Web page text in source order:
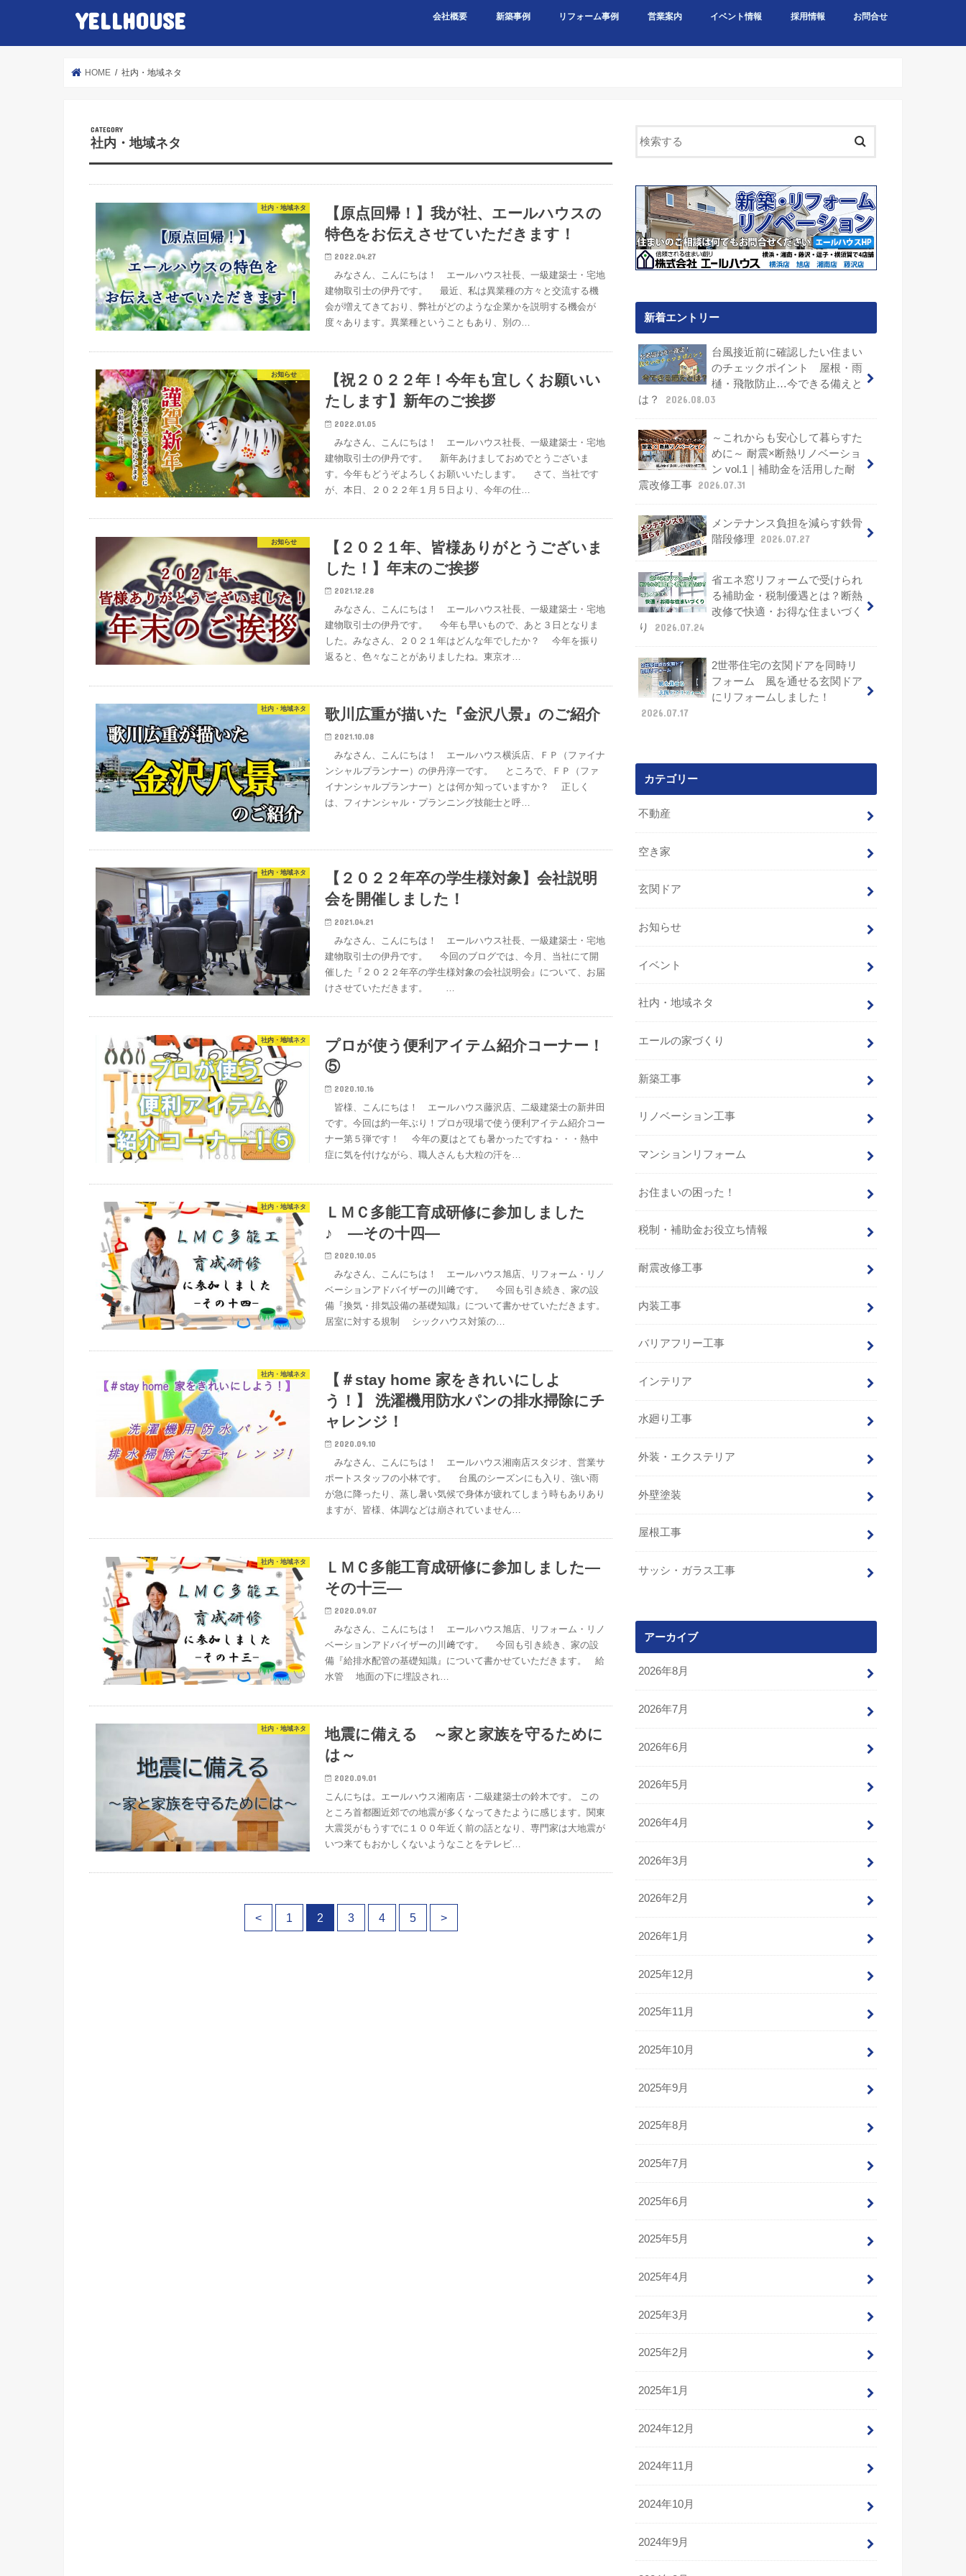
YELLHOUSE 会社概要 新築事例 リフォーム事例 営業案内 イベント情報 採用情報 お問合せ
HOME 社内・地域ネタ
社内・地域ネタ
社内・地域ネタ
【原点回帰！】我が社、エールハウスの
特色をお伝えさせていただきます！
2022.04.27
みなさん、こんにちは！ エールハウス社長、一級建築士・宅地
建物取引士の伊丹です。 最近、私は異業種の方々と交流する機
会が増えてきており、弊社がどのような企業かを説明する機会が
度々あります。異業種ということもあり、別の…
お知らせ
【祝２０２２年！今年も宜しくお願いい
たします】新年のご挨拶
2022.01.05
みなさん、こんにちは！ エールハウス社長、一級建築士・宅地
建物取引士の伊丹です。 新年あけましておめでとうございま
す。今年もどうぞよろしくお願いいたします。 さて、当社です
が、本日、２０２２年１月５日より、今年の仕…
お知らせ
【２０２１年、皆様ありがとうございま
した！】年末のご挨拶
2021.12.28
みなさん、こんにちは！ エールハウス社長、一級建築士・宅地
建物取引士の伊丹です。 今年も早いもので、あと３日となりま
した。みなさん、２０２１年はどんな年でしたか？ 今年を振り
返ると、色々なことがありましたね。東京オ…
社内・地域ネタ 歌川広重が描いた『金沢八景』のご紹介
2021.10.08
みなさん、こんにちは！ エールハウス横浜店、ＦＰ（ファイナ
ンシャルプランナー）の伊丹淳一です。 ところで、ＦＰ（ファ
イナンシャルプランナー）とは何か知っていますか？ 正しく
は、フィナンシャル・プランニング技能士と呼…
社内・地域ネタ
【２０２２年卒の学生様対象】会社説明
会を開催しました！
2021.04.21
みなさん、こんにちは！ エールハウス社長、一級建築士・宅地
建物取引士の伊丹です。 今回のブログでは、今月、当社にて開
催した『２０２２年卒の学生様対象の会社説明会』について、お届
けさせていただきます。 …
社内・地域ネタ
プロが使う便利アイテム紹介コーナー！
⑤
2020.10.16
皆様、こんにちは！ エールハウス藤沢店、二級建築士の新井田
です。今回は約一年ぶり！プロが現場で使う便利アイテム紹介コー
ナー第５弾です！ 今年の夏はとても暑かったですね・・・熱中
症に気を付けながら、職人さんも大粒の汗を…
社内・地域ネタ
ＬＭＣ多能工育成研修に参加しました
♪ ―その十四―
2020.10.05
みなさん、こんにちは！ エールハウス旭店、リフォーム・リノ
ベーションアドバイザーの川﨑です。 今回も引き続き、家の設
備『換気・排気設備の基礎知識』について書かせていただきます。
居室に対する規制 シックハウス対策の…
社内・地域ネタ
【＃stay home 家をきれいにしよ
う！】 洗濯機用防水パンの排水掃除にチ
ャレンジ！
2020.09.10
みなさん、こんにちは！ エールハウス湘南店スタジオ、営業サ
ポートスタッフの小林です。 台風のシーズンにも入り、強い雨
が急に降ったり、蒸し暑い気候で身体が疲れてしまう時もありあり
ますが、皆様、体調などは崩されていません…
社内・地域ネタ
ＬＭＣ多能工育成研修に参加しました―
その十三―
2020.09.07
みなさん、こんにちは！ エールハウス旭店、リフォーム・リノ
ベーションアドバイザーの川﨑です。 今回も引き続き、家の設
備『給排水配管の基礎知識』について書かせていただきます。 給
水管 地面の下に埋設され…
社内・地域ネタ
地震に備える ～家と家族を守るために
は～
2020.09.01
こんにちは。エールハウス湘南店・二級建築士の鈴木です。 この
ところ首都圏近郊での地震が多くなってきたように感じます。関東
大震災がもうすでに１００年近く前の話となり、専門家は大地震が
いつ来てもおかしくないようなことをテレビ…
< 1 2 3 4 5 >
新着エントリー
台風接近前に確認したい住まい
のチェックポイント 屋根・雨
樋・飛散防止…今できる備えと
は？
2026.08.03
～これからも安心して暮らすた
めに～ 耐震×断熱リノベーショ
ン vol.1｜補助金を活用した耐
震改修工事 2026.07.31
メンテナンス負担を減らす鉄骨
階段修理
2026.07.27
省エネ窓リフォームで受けられ
る補助金・税制優遇とは？断熱
改修で快適・お得な住まいづく
り
2026.07.24
2世帯住宅の玄関ドアを同時リ
フォーム 風を通せる玄関ドア
にリフォームしました！
2026.07.17
カテゴリー
不動産
空き家
玄関ドア
お知らせ
イベント
社内・地域ネタ
エールの家づくり
新築工事
リノベーション工事
マンションリフォーム
お住まいの困った！
税制・補助金お役立ち情報
耐震改修工事
内装工事
バリアフリー工事
インテリア
水廻り工事
外装・エクステリア
外壁塗装
屋根工事
サッシ・ガラス工事
アーカイブ
2026年8月
2026年7月
2026年6月
2026年5月
2026年4月
2026年3月
2026年2月
2026年1月
2025年12月
2025年11月
2025年10月
2025年9月
2025年8月
2025年7月
2025年6月
2025年5月
2025年4月
2025年3月
2025年2月
2025年1月
2024年12月
2024年11月
2024年10月
2024年9月